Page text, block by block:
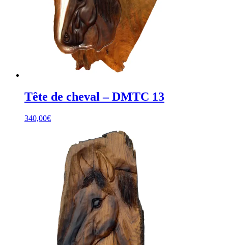
Tête de cheval – DMTC 13
340,00€